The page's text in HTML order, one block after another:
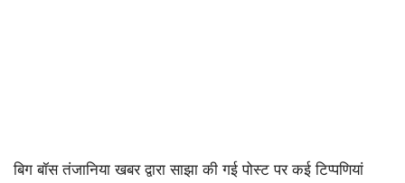
बिग बॉस तंजानिया खबर द्वारा साझा की गई पोस्ट पर कई टिप्पणियां